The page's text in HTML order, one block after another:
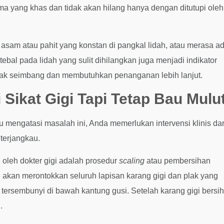
yang khas dan tidak akan hilang hanya dengan ditutupi oleh
atau pahit yang konstan di pangkal lidah, atau merasa
pada lidah yang sulit dihilangkan juga menjadi indikator
seimbang dan membutuhkan penanganan lebih lanjut.
Gigi Tapi Tetap Bau
masalah ini, Anda memerlukan intervensi klinis
dokter gigi adalah prosedur scaling atau pembersihan
merontokkan seluruh lapisan karang gigi dan plak yang
di bawah kantung gusi. Setelah karang gigi